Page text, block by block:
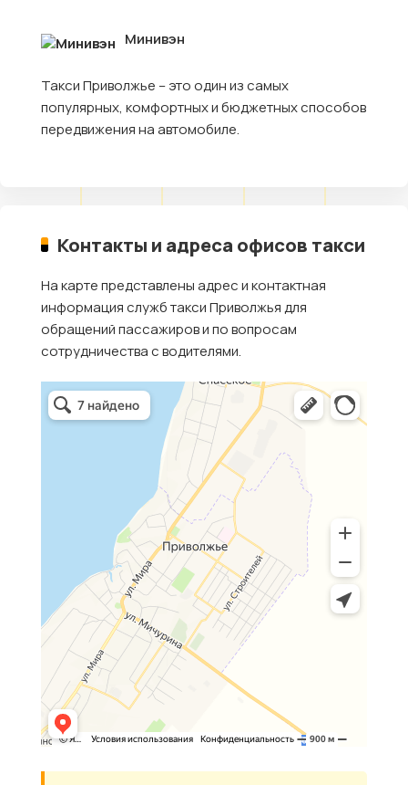
Минивэн
Такси Приволжье – это один из самых
популярных, комфортных и бюджетных способов
передвижения на автомобиле.
Контакты и адреса офисов такси
На карте представлены адрес и контактная
информация служб такси Приволжья для
обращений пассажиров и по вопросам
сотрудничества с водителями.